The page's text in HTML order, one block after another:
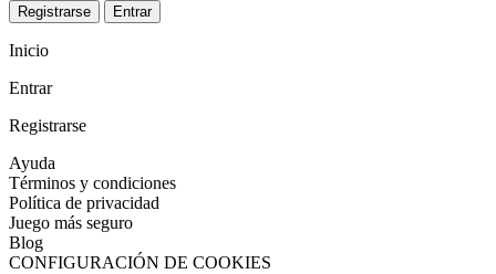
Registrarse Entrar
Inicio
Entrar
Registrarse
Ayuda
Términos y condiciones
Política de privacidad
Juego más seguro
Blog
CONFIGURACIÓN DE COOKIES